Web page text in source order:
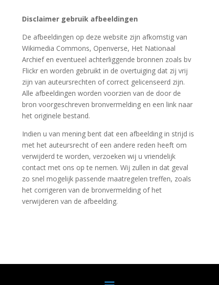
Disclaimer gebruik afbeeldingen
De afbeeldingen op deze website zijn afkomstig van
Wikimedia Commons, Openverse, Het Nationaal
Archief en eventueel achterliggende bronnen zoals bv
Flickr en worden gebruikt in de overtuiging dat zij vrij
zijn van auteursrechten of correct gelicenseerd zijn.
Alle afbeeldingen worden voorzien van de door de
bron voorgeschreven bronvermelding en een link naar
het originele bestand.
Indien u van mening bent dat een afbeelding in strijd is
met het auteursrecht of een andere reden heeft om
verwijderd te worden, verzoeken wij u vriendelijk
contact met ons op te nemen. Wij zullen in dat geval
zo snel mogelijk passende maatregelen treffen, zoals
het corrigeren van de bronvermelding of het
verwijderen van de afbeelding.